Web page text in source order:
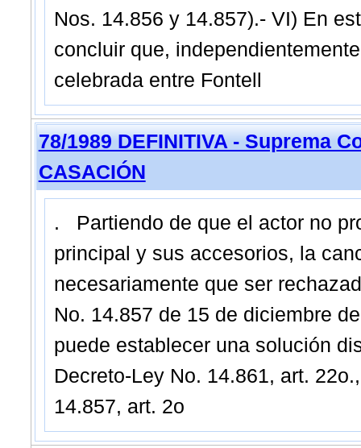
Nos. 14.856 y 14.857).- VI) En
concluir que,
celebrada entre Fontell
78/1989 DEFINITIVA - Suprema
CASACIÓN
. Partiendo de que el actor no
principal y sus accesorios, la
necesariamente que ser
No. 14.857 de 15 de diciembre
puede establecer una solución
Decreto-Ley No. 14.861, art.
14.857, art. 2o